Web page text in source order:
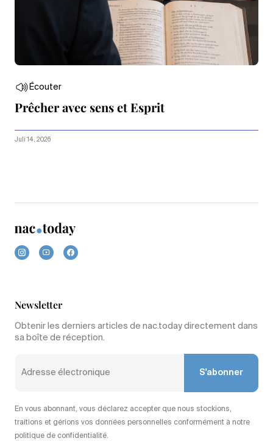
Écouter
Prêcher avec sens et Esprit
Juli 14, 2026
Newsletter
Obtenir les derniers articles de nac.today directement dans
sa boîte de réception.
S'abonner
En vous abonnant, vous déclarez accepter que nous stockions,
traitions et gérions vos données personnelles conformément à notre
politique de confidentialité.